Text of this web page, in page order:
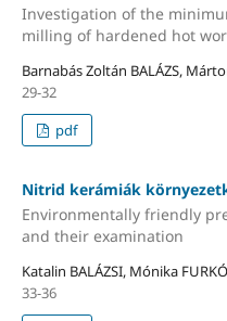
Investigation of the
milling of hardened hot
Barnabás Zoltán BALÁZS,
29-32
pdf
Nitrid kerámiák
Environmentally friendly
and their examination
Katalin BALÁZSI, Mónika
33-36